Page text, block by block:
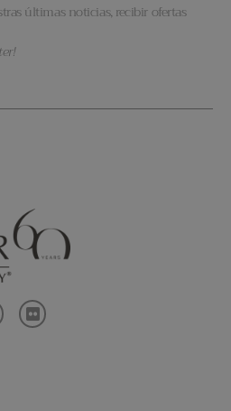
últimas noticias, recibir ofertas